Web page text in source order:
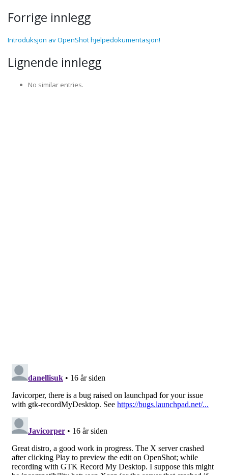
Forrige innlegg
Introduksjon av OpenShot hjelpedokumentasjon!
Lignende innlegg
No similar entries.